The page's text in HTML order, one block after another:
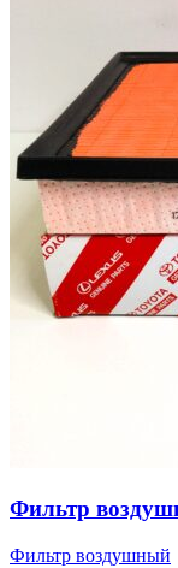
Фильтр
Фильтр воздушный